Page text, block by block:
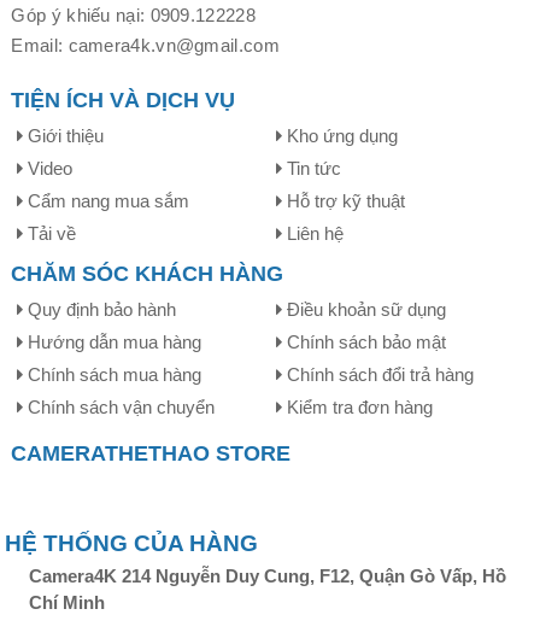
Cũng giống như các phiên bản trước đó, thiết kế đèn LED
113mm. Chính vì vậy người mà người dùng có thể lắp đèn
ở bất cứ không gian thiết kế nào.
đến 95cho khả năng phản chiếu đến các vật dụng được
trung thực, rõ nét hơn.
Góp ý khiếu nại: 0909.122228
Email: camera4k.vn@gmail.com
TIỆN ÍCH VÀ DỊCH VỤ
Giới thiệu
Kho ứng dụng
Video
Tin tức
Cẩm nang mua sắm
Hỗ trợ kỹ thuật
Tải về
Liên hệ
CHĂM SÓC KHÁCH HÀNG
Quy định bảo hành
Điều khoản sữ dụng
Hướng dẫn mua hàng
Chính sách bảo mật
Chính sách mua hàng
Chính sách đổi trả hàng
Chính sách vận chuyển
Kiểm tra đơn hàng
CAMERATHETHAO STORE
HỆ THỐNG CỦA HÀNG
Camera4K 214 Nguyễn Duy Cung, F12, Quận Gò Vấp, Hồ
Chí Minh